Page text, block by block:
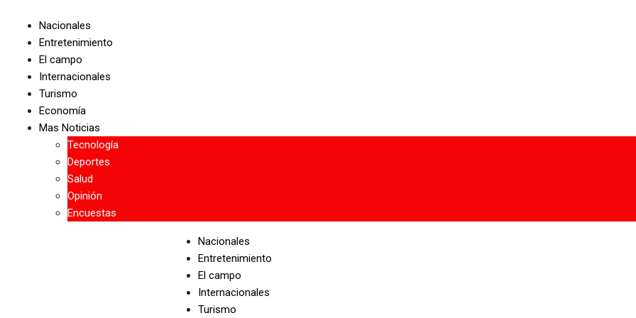
content
Nacionales
Entretenimiento
El campo
Internacionales
Turismo
Economía
Mas Noticias
Tecnología
Deportes
Salud
Opinión
Encuestas
Nacionales
Entretenimiento
El campo
Internacionales
Turismo